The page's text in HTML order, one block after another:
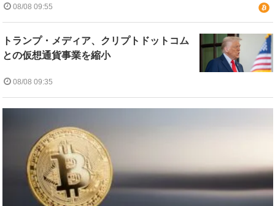
08/08 09:55
トランプ・メディア、クリプトドットコム
との仮想通貨事業を縮小
08/08 09:35